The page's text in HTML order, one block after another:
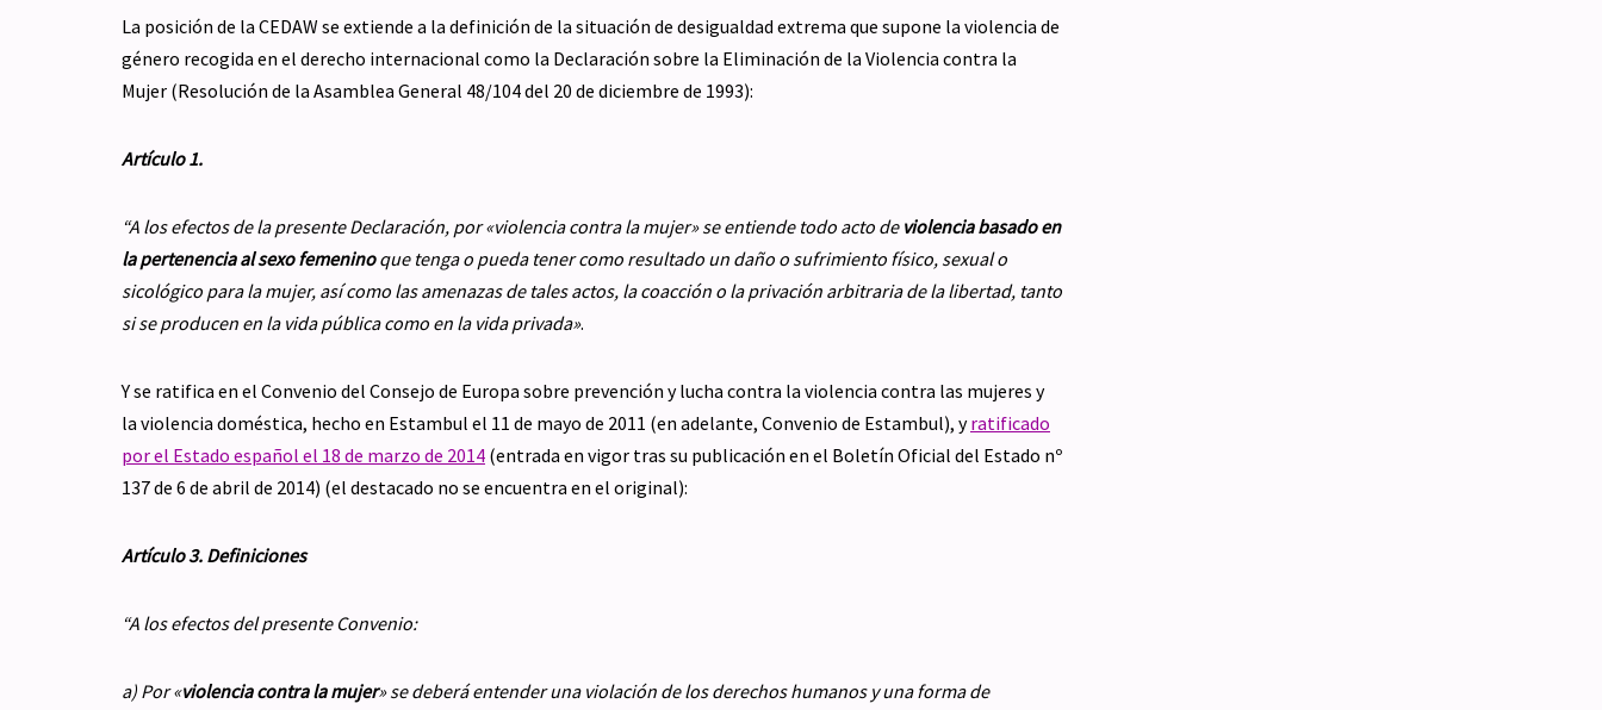
La posición de la CEDAW se extiende a la definición de la situación de desigualdad extrema que supone la violencia de
género recogida en el derecho internacional como la Declaración sobre la Eliminación de la Violencia contra la
Mujer (Resolución de la Asamblea General 48/104 del 20 de diciembre de 1993):
Artículo 1.
“A los efectos de la presente Declaración, por «violencia contra la mujer» se entiende todo acto de violencia basado en
la pertenencia al sexo femeninoque tenga o pueda tener como resultado un daño o sufrimiento físico, sexual o
sicológico para la mujer, así como las amenazas de tales actos, la coacción o la privación arbitraria de la libertad, tanto
si se producen en la vida pública como en la vida privada».
Y se ratifica en el Convenio del Consejo de Europa sobre prevención y lucha contra la violencia contra las mujeres y
la violencia doméstica, hecho en Estambul el 11 de mayo de 2011 (en adelante, Convenio de Estambul), yratificado
por el Estado español el 18 de marzo de 2014 (entrada en vigor tras su publicación en el Boletín Oficial del Estado nº
137 de 6 de abril de 2014) (el destacado no se encuentra en el original):
Artículo 3. Definiciones
“A los efectos del presente Convenio:
a) Por «violencia contra la mujer» se deberá entender una violación de los derechos humanos y una forma de